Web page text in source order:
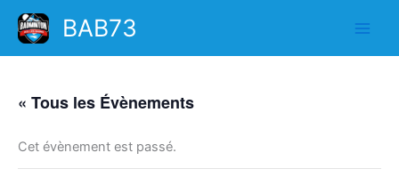
Aller
contenu
BAB73
« Tous les Évènements
Cet évènement est passé.